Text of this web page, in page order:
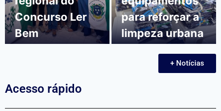
Concurso Ler
Bem
para reforçar a
limpeza urbana
+ Notícias
Acesso rápido